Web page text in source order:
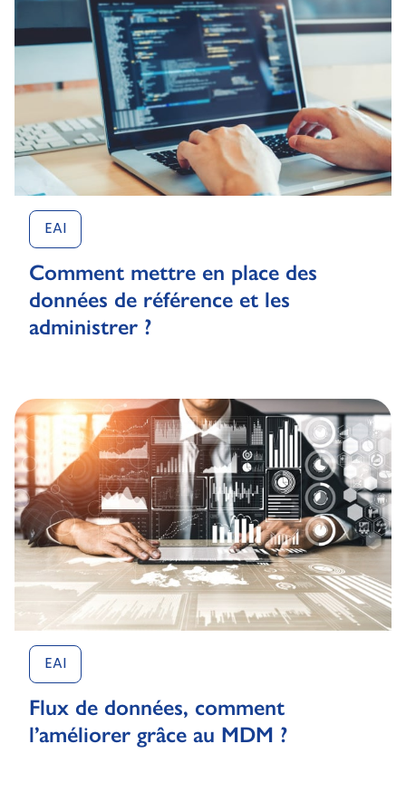
EAI
Comment mettre en place des
données de référence et les
administrer ?
EAI
Flux de données, comment
l’améliorer grâce au MDM ?